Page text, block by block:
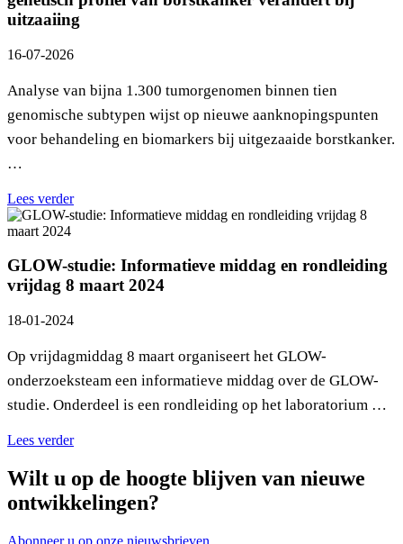
uitzaaiing
16-07-2026
Analyse van bijna 1.300 tumorgenomen binnen tien
genomische subtypen wijst op nieuwe aanknopingspunten
voor behandeling en biomarkers bij uitgezaaide borstkanker.
…
Lees verder
GLOW-studie: Informatieve middag en rondleiding
vrijdag 8 maart 2024
18-01-2024
Op vrijdagmiddag 8 maart organiseert het GLOW-
onderzoeksteam een informatieve middag over de GLOW-
studie. Onderdeel is een rondleiding op het laboratorium …
Lees verder
Wilt u op de hoogte blijven van nieuwe
ontwikkelingen?
Abonneer u op onze nieuwsbrieven